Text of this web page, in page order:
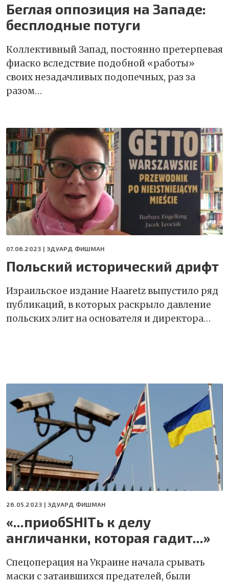
Беглая оппозиция на Западе:
бесплодные потуги
Коллективный Запад, постоянно претерпевая
фиаско вследствие подобной «работы»
своих незадачливых подопечных, раз за
разом…
07.06.2023 |ЭДУАРД ФИШМАН
Польский исторический дрифт
Израильское издание Haaretz выпустило ряд
публикаций, в которых раскрыло давление
польских элит на основателя и директора…
26.05.2023 |ЭДУАРД ФИШМАН
«...приобSHITь к делу
англичанки, которая гадит...»
Спецоперация на Украине начала срывать
маски с затаившихся предателей, были